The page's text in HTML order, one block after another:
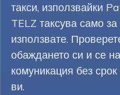
такси, използвайки
TELZ таксува само
използвате.
обаждането си и се
комуникация без
ви.